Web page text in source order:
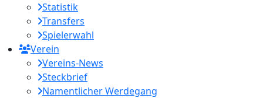
Statistik
Transfers
Spielerwahl
Verein
Vereins-News
Steckbrief
Namentlicher Werdegang